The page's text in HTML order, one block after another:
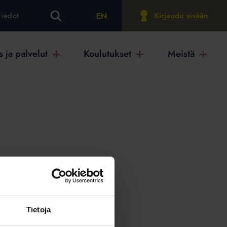
Tietoja
EN Kirjaudu sisään
ja palvelut Koulutukset Meistä